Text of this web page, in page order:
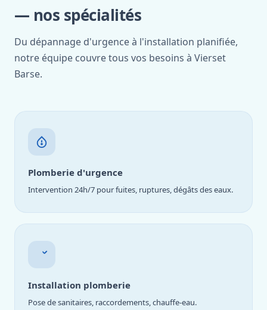
— nos spécialités
Du dépannage d'urgence à l'installation planifiée,
notre équipe couvre tous vos besoins à Vierset
Barse.
Plomberie d'urgence
Intervention 24h/7 pour fuites, ruptures, dégâts des eaux.
Installation plomberie
Pose de sanitaires, raccordements, chauffe-eau.